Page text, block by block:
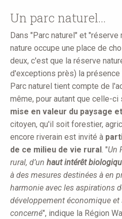
Un parc naturel...
Dans "Parc naturel" et "réserve
nature occupe une place de
deux, c'est que la réserve
d'exceptions près) la
Parc naturel tient compte de
même, pour autant que celle-
mise en valeur du paysage
citoyen, qu'il soit forestier,
encore riverain est invité à
de ce milieu de vie rural. "Un
rural, d’un haut intérêt
à des mesures destinées à en
harmonie avec les aspirations
développement économique
concerné", indique la Région